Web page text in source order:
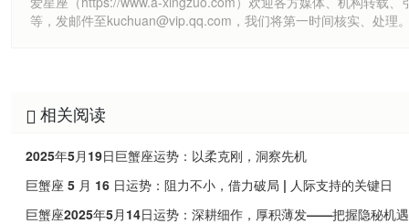
等，发邮件至kuchuan@vip.qq.com，我们将第一时间核实、处理
相关阅读
2025年5月19日巨蟹座运势：以柔克刚，洞察先机
巨蟹座 5 月 16 日运势：阻力不小，借力破局 | 人际支持的关键日
巨蟹座2025年5月14日运势：深耕细作，厚积薄发——把握隐秘机遇